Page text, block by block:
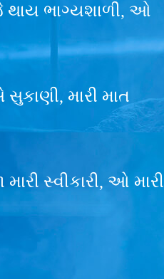
થાય ભાગ્યશાળી, ઓ
સુકાણી, મારી માત
સ્વીકારી, ઓ મારી